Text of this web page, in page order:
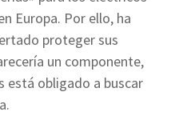
Europa. Por ello, ha
proteger sus
un componente,
está obligado a buscar